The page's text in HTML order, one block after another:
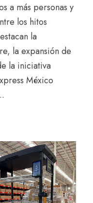
a más personas y
los hitos
la
la expansión de
la iniciativa
México